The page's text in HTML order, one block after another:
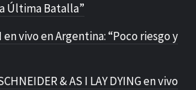
Última Batalla”
en vivo en Argentina: “Poco riesgo y
& AS I LAY DYING en vivo